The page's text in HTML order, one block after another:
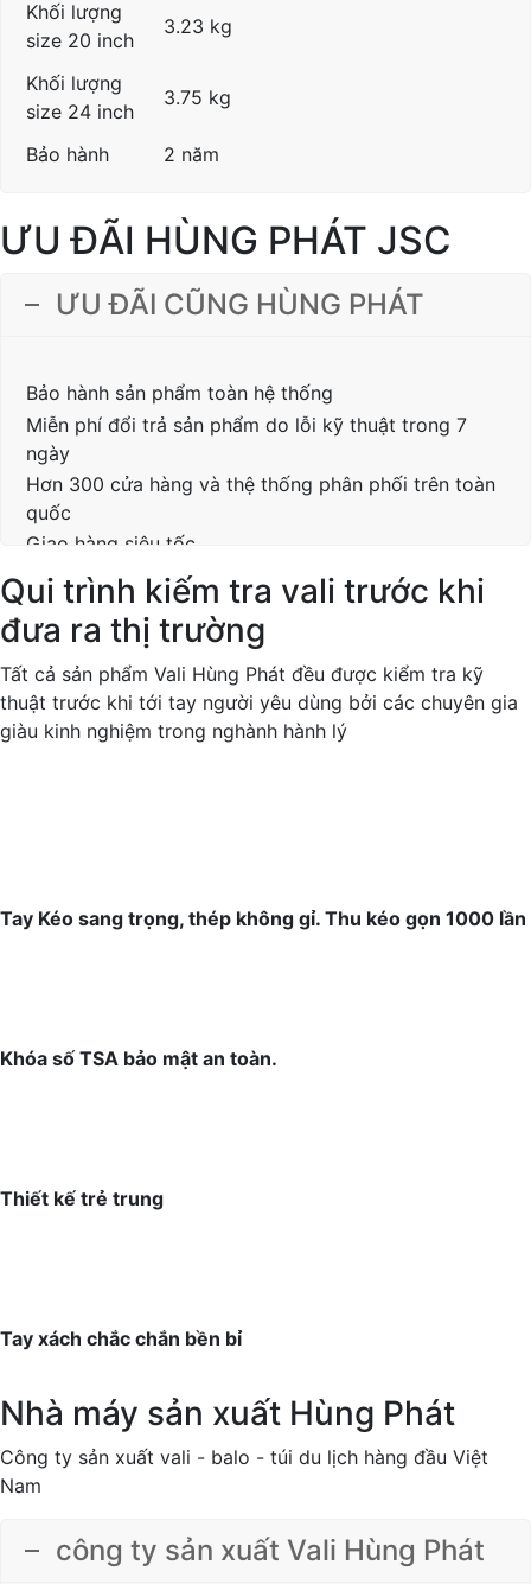
Khối lượng
size 20 inch
3.23 kg
Khối lượng
size 24 inch
3.75 kg
Bảo hành 2 năm
ƯU ĐÃI HÙNG PHÁT JSC
ƯU ĐÃI CŨNG HÙNG PHÁT
Bảo hành sản phẩm toàn hệ thống
Miễn phí đổi trả sản phẩm do lỗi kỹ thuật trong 7
ngày
Hơn 300 cửa hàng và thệ thống phân phối trên toàn
quốc
Giao hàng siêu tốc
Được kiểm tra trước khi thanh toán
Qui trình kiếm tra vali trước khi
đưa ra thị trường
Tất cả sản phẩm Vali Hùng Phát đều được kiểm tra kỹ
thuật trước khi tới tay người yêu dùng bởi các chuyên gia
giàu kinh nghiệm trong nghành hành lý
Tay Kéo sang trọng, thép không gỉ. Thu kéo gọn 1000 lần
Khóa số TSA bảo mật an toàn.
Thiết kế trẻ trung
Tay xách chắc chắn bền bỉ
Nhà máy sản xuất Hùng Phát
Công ty sản xuất vali - balo - túi du lịch hàng đầu Việt
Nam
công ty sản xuất Vali Hùng Phát